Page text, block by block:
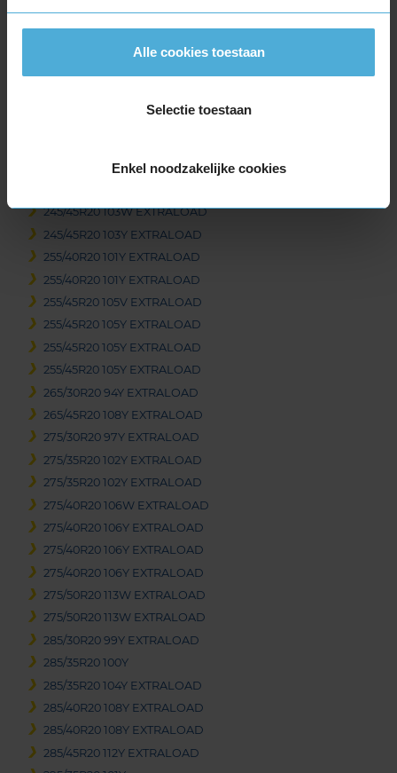
Alle cookies toestaan
Selectie toestaan
Enkel noodzakelijke cookies
275/40R19 105Y EXTRALOAD
295/40R19 108Y EXTRALOAD
235/50R20 104Y EXTRALOAD
245/45R20 103W EXTRALOAD
245/45R20 103Y EXTRALOAD
255/40R20 101Y EXTRALOAD
255/40R20 101Y EXTRALOAD
255/45R20 105V EXTRALOAD
255/45R20 105Y EXTRALOAD
255/45R20 105Y EXTRALOAD
255/45R20 105Y EXTRALOAD
265/30R20 94Y EXTRALOAD
265/45R20 108Y EXTRALOAD
275/30R20 97Y EXTRALOAD
275/35R20 102Y EXTRALOAD
275/35R20 102Y EXTRALOAD
275/40R20 106W EXTRALOAD
275/40R20 106Y EXTRALOAD
275/40R20 106Y EXTRALOAD
275/40R20 106Y EXTRALOAD
275/50R20 113W EXTRALOAD
275/50R20 113W EXTRALOAD
285/30R20 99Y EXTRALOAD
285/35R20 100Y
285/35R20 104Y EXTRALOAD
285/40R20 108Y EXTRALOAD
285/40R20 108Y EXTRALOAD
285/45R20 112Y EXTRALOAD